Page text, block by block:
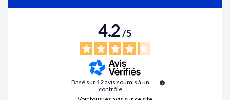
4.2/5
Basé sur 12avis soumis à un
contrôle